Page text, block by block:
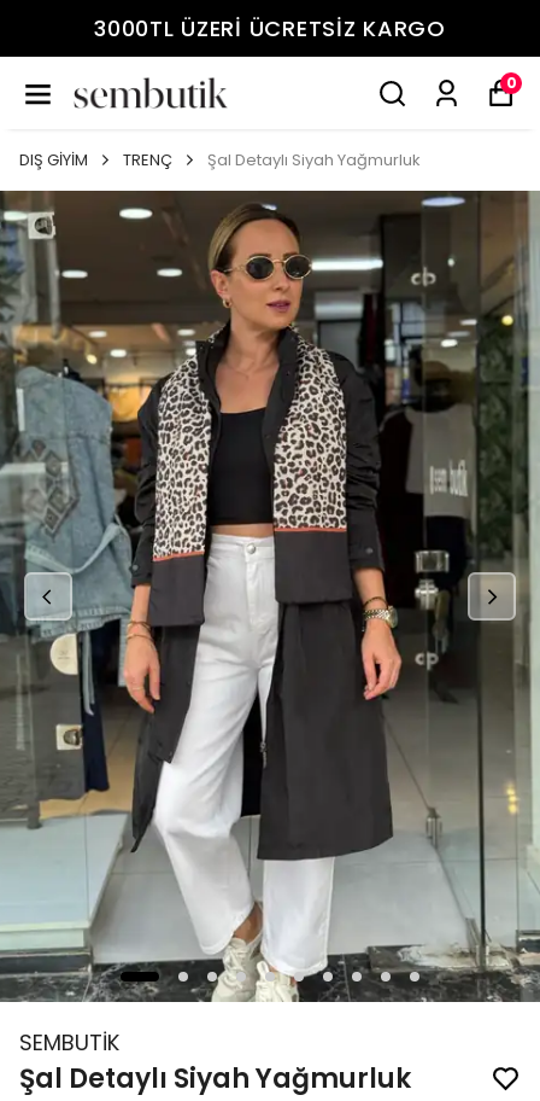
3000TL ÜZERİ ÜCRETSİZ KARGO
0
DIŞ GİYİM TRENÇ Şal Detaylı Siyah Yağmurluk
SEMBUTİK
Şal Detaylı Siyah Yağmurluk